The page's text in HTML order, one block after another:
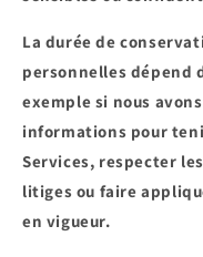
La durée de
personnelles dépend
exemple si nous
informations pour
Services, respecter
litiges ou faire
en vigueur.